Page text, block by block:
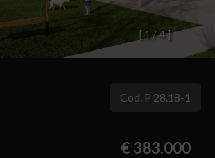
[ 1 /4]
Cod. P 28.18-1
€ 383.000